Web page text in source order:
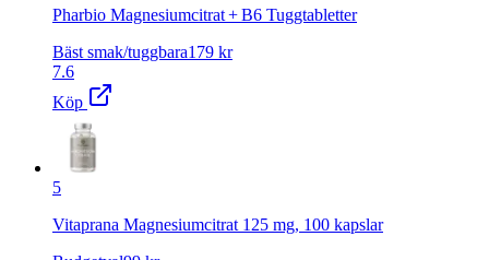
Pharbio Magnesiumcitrat + B6 Tuggtabletter
Bäst smak/tuggbara179 kr
7.6
Köp
5
Vitaprana Magnesiumcitrat 125 mg, 100 kapslar